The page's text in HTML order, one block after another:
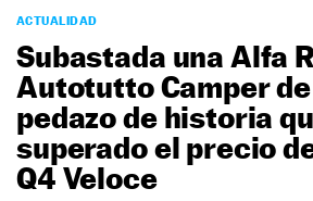
PODCAST
MOTOS
TECNOLOGÍA
SUPERCOCHES
MOTORTV
PREMIOS
SERVICIOS
ACTUALIDAD
Subastada una Alfa
Autotutto Camper
pedazo de historia
superado el precio
Q4 Veloce